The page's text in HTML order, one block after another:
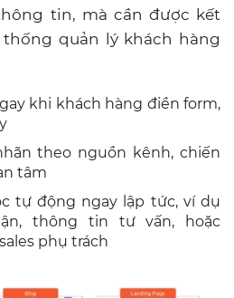
tin, mà cần được kết
quản lý khách hàng
khi khách hàng điền form,
theo nguồn kênh, chiến
tâm
tự động ngay lập tức, ví dụ
thông tin tư vấn, hoặc
phụ trách